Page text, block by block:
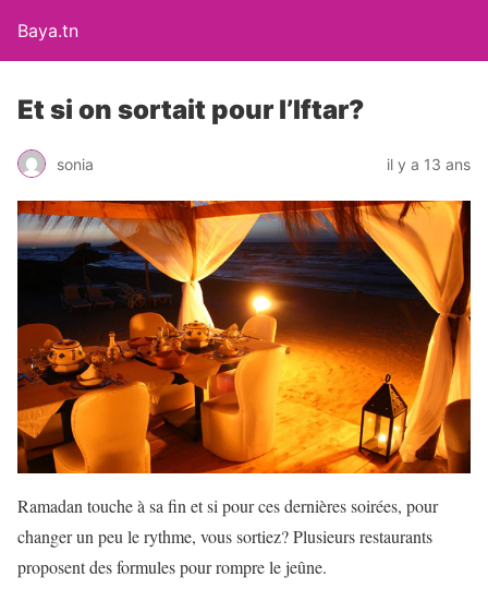
Baya.tn
Et si on sortait pour l’Iftar?
sonia il y a 13 ans
Ramadan touche à sa fin et si pour ces dernières soirées, pour
changer un peu le rythme, vous sortiez? Plusieurs restaurants
proposent des formules pour rompre le jeûne.